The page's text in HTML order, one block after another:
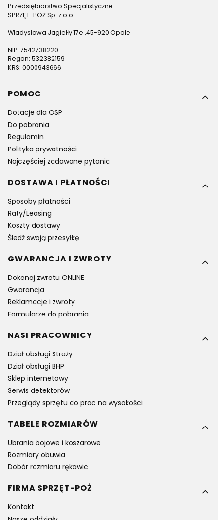
Przedsiębiorstwo Specjalistyczne
SPRZĘT-POŻ Sp. z o.o.
Władysława Jagiełły 17e ,45-920 Opole
NIP: 7542738220
Regon: 532382159
KRS: 0000943666
Linki w stopce
POMOC
Dotacje dla OSP
Do pobrania
Regulamin
Polityka prywatności
Najczęściej zadawane pytania
DOSTAWA I PŁATNOŚCI
Sposoby płatności
Raty/Leasing
Koszty dostawy
Śledź swoją przesyłkę
GWARANCJA I ZWROTY
Dokonaj zwrotu ONLINE
Gwarancja
Reklamacje i zwroty
Formularze do pobrania
NASI PRACOWNICY
Dział obsługi Straży
Dział obsługi BHP
Sklep internetowy
Serwis detektorów
Przeglądy sprzętu do prac na wysokości
TABELE ROZMIARÓW
Ubrania bojowe i koszarowe
Rozmiary obuwia
Dobór rozmiaru rękawic
FIRMA SPRZĘT-POŻ
Kontakt